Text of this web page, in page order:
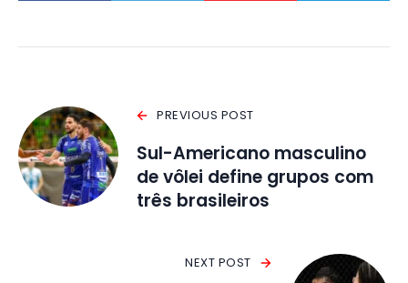
PREVIOUS POST
Sul-Americano masculino
de vôlei define grupos com
três brasileiros
NEXT POST